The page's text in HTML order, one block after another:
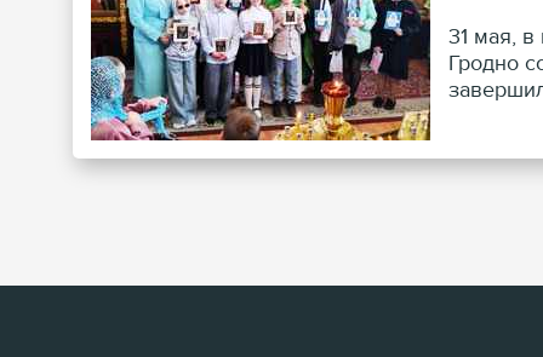
31 мая, в
Гродно